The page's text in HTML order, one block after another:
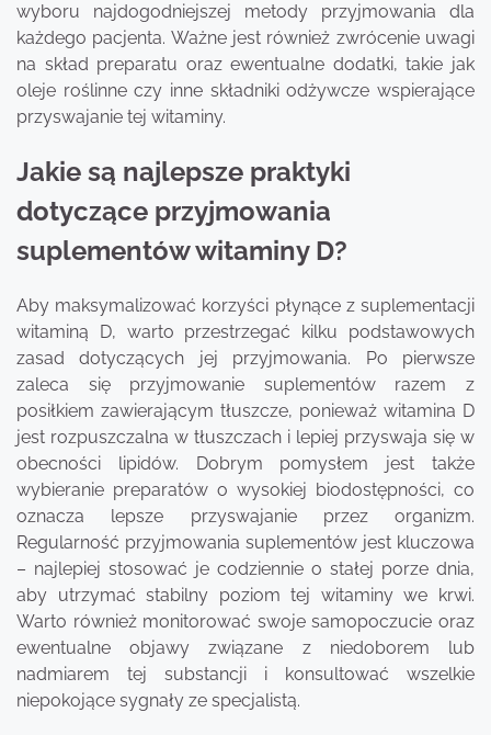
wyboru najdogodniejszej metody przyjmowania dla
każdego pacjenta. Ważne jest również zwrócenie uwagi
na skład preparatu oraz ewentualne dodatki, takie jak
oleje roślinne czy inne składniki odżywcze wspierające
przyswajanie tej witaminy.
Jakie są najlepsze praktyki
dotyczące przyjmowania
suplementów witaminy D?
Aby maksymalizować korzyści płynące z suplementacji
witaminą D, warto przestrzegać kilku podstawowych
zasad dotyczących jej przyjmowania. Po pierwsze
zaleca się przyjmowanie suplementów razem z
posiłkiem zawierającym tłuszcze, ponieważ witamina D
jest rozpuszczalna w tłuszczach i lepiej przyswaja się w
obecności lipidów. Dobrym pomysłem jest także
wybieranie preparatów o wysokiej biodostępności, co
oznacza lepsze przyswajanie przez organizm.
Regularność przyjmowania suplementów jest kluczowa
– najlepiej stosować je codziennie o stałej porze dnia,
aby utrzymać stabilny poziom tej witaminy we krwi.
Warto również monitorować swoje samopoczucie oraz
ewentualne objawy związane z niedoborem lub
nadmiarem tej substancji i konsultować wszelkie
niepokojące sygnały ze specjalistą.